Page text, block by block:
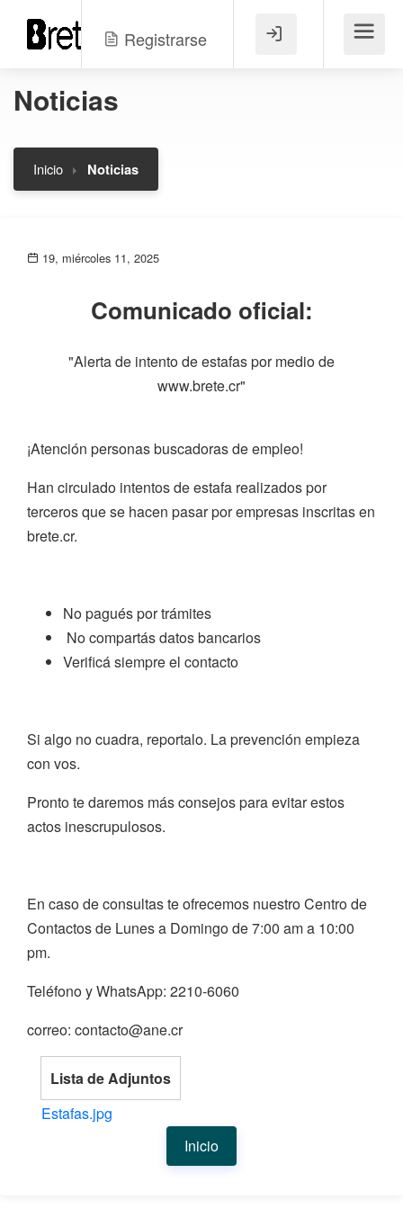
Registrarse Menú
Noticias
Inicio Noticias
19, miércoles 11, 2025
Comunicado oficial:
"Alerta de intento de estafas por medio de
www.brete.cr"
¡Atención personas buscadoras de empleo!
Han circulado intentos de estafa realizados por
terceros que se hacen pasar por empresas inscritas en
brete.cr.
No pagués por trámites
No compartás datos bancarios
Verificá siempre el contacto
Si algo no cuadra, reportalo. La prevención empieza
con vos.
Pronto te daremos más consejos para evitar estos
actos inescrupulosos.
En caso de consultas te ofrecemos nuestro Centro de
Contactos de Lunes a Domingo de 7:00 am a 10:00
pm.
Teléfono y WhatsApp: 2210-6060
correo: contacto@ane.cr
Lista de Adjuntos
Estafas.jpg
Inicio